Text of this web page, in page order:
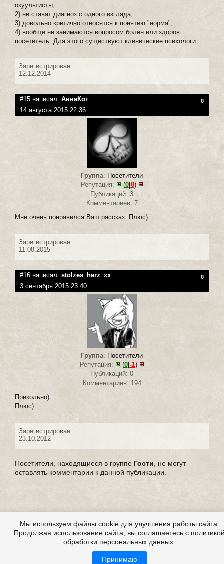
окуультисты;
2) не ставят диагноз с одного взгляда;
3) довольно критично относятся к понятию "норма";
4) вообще не занимаются вопросом болен или здоров
посетитель. Для этого существуют клинические психологи.
Зарегистрирован:
12.12.2014
#15 написал: АннаКот 0
14 августа 2015 22:36
Группа: Посетители
Репутация:
(0|0)
Публикаций: 3
Комментариев: 7
Мне очень понравился Ваш рассказ. Плюс)
Зарегистрирован:
11.08.2015
#16 написал: stolzes_herz_xx 0
3 сентября 2015 23:40
Группа: Посетители
Репутация:
(0| -1)
Публикаций: 0
Комментариев: 194
Прикольно)
Плюс)
Зарегистрирован:
23.10.2012
Посетители, находящиеся в группе Гости, не могут
оставлять комментарии к данной публикации.
Мы используем файлы cookie для улучшения работы сайта.
Продолжая использование сайта, вы соглашаетесь с
обработки персональных данных.
Принимаю